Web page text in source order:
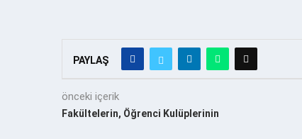
PAYLAŞ
önceki içerik
Fakültelerin, Öğrenci Kulüplerinin